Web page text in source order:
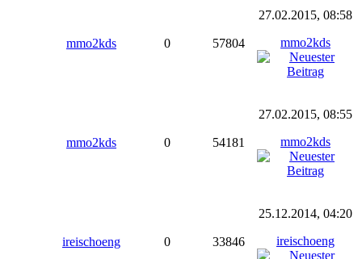
mmo2kds 0 57804
27.02.2015, 08:58
mmo2kds
mmo2kds 0 54181
27.02.2015, 08:55
mmo2kds
ireischoeng 0 33846
25.12.2014, 04:20
ireischoeng